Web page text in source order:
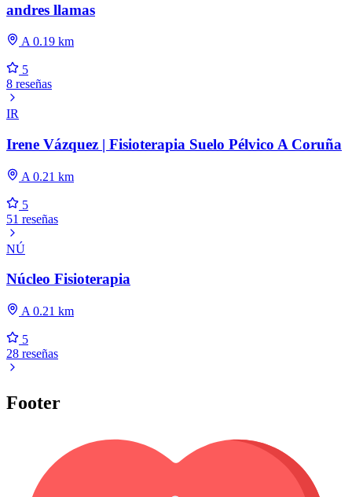
andres llamas
A 0.19 km
5
8 reseñas
IR
Irene Vázquez | Fisioterapia Suelo Pélvico A Coruña
A 0.21 km
5
51 reseñas
NÚ
Núcleo Fisioterapia
A 0.21 km
5
28 reseñas
Footer